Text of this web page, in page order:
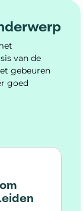
van de
gebeuren
goed